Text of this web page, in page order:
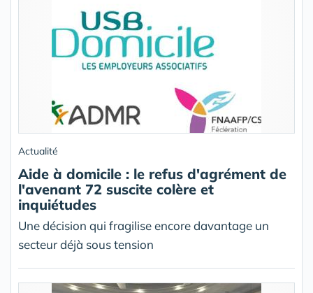
Actualité
Aide à domicile : le refus d'agrément de
l'avenant 72 suscite colère et
inquiétudes
Une décision qui fragilise encore davantage un
secteur déjà sous tension